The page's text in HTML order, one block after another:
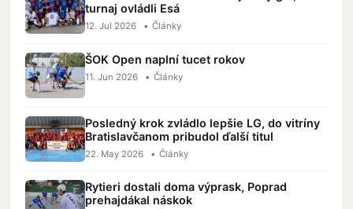
turnaj ovládli Esá
12. Jul 2026 • Články
ŠOK Open naplní tucet rokov
11. Jun 2026 • Články
Posledný krok zvládlo lepšie LG, do vitríny
Bratislavčanom pribudol ďalší titul
22. May 2026 • Články
Rytieri dostali doma výprask, Poprad
prehajdákal náskok